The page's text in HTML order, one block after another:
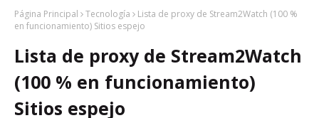
Página Principal Tecnología
Lista de proxy de Stream2Watch (100 %
en funcionamiento) Sitios espejo
Lista de proxy de Stream2Watch
(100 % en funcionamiento)
Sitios espejo